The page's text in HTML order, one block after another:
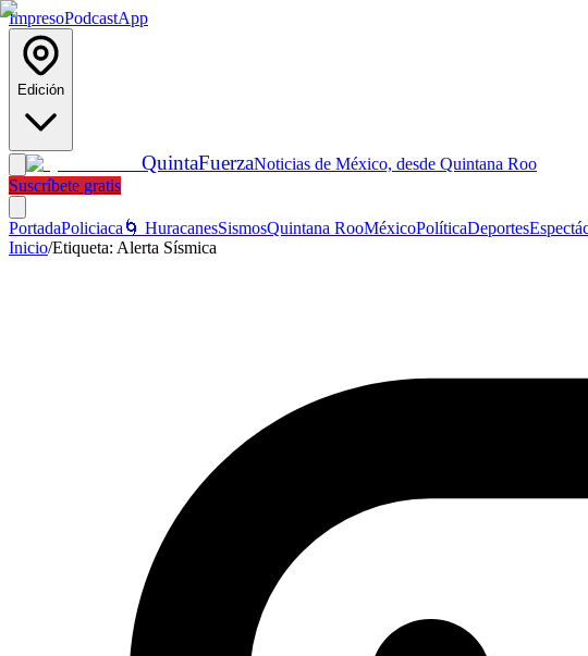
ImpresoPodcastApp
Edición
QuintaFuerzaNoticias de México, desde Quintana Roo
Suscríbete gratis
PortadaPoliciaca 🌀 HuracanesSismosQuintana RooMéxicoPolíticaDeportes
Inicio/Etiqueta: Alerta Sísmica